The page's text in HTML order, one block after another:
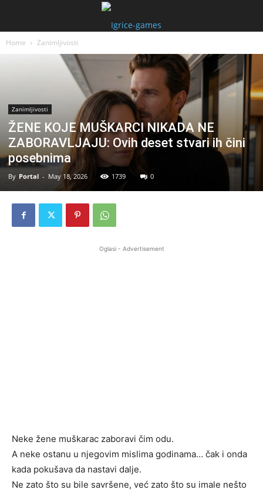
Home Zanimljivosti
Zanimljivosti
ŽENE KOJE MUŠKARCI NIKADA NE
ZABORAVLJAJU: Ovih deset stvari ih čini
posebnima
By Portal - May 18, 2026 1739 0
Oglasi - Advertisement
Neke žene muškarac zaboravi čim odu.
A neke ostanu u njegovim mislima godinama… čak i onda
kada pokušava da nastavi dalje.
Ne zato što su bile savršene, već zato što su imale nešto